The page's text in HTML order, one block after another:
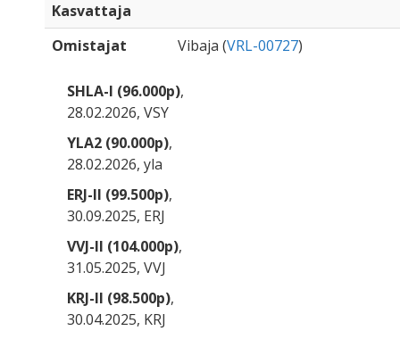
Kasvattaja
Omistajat
Vibaja (VRL-00727)
SHLA-I (96.000p),
28.02.2026, VSY
YLA2 (90.000p),
28.02.2026, yla
ERJ-II (99.500p),
30.09.2025, ERJ
VVJ-II (104.000p),
31.05.2025, VVJ
KRJ-II (98.500p),
30.04.2025, KRJ